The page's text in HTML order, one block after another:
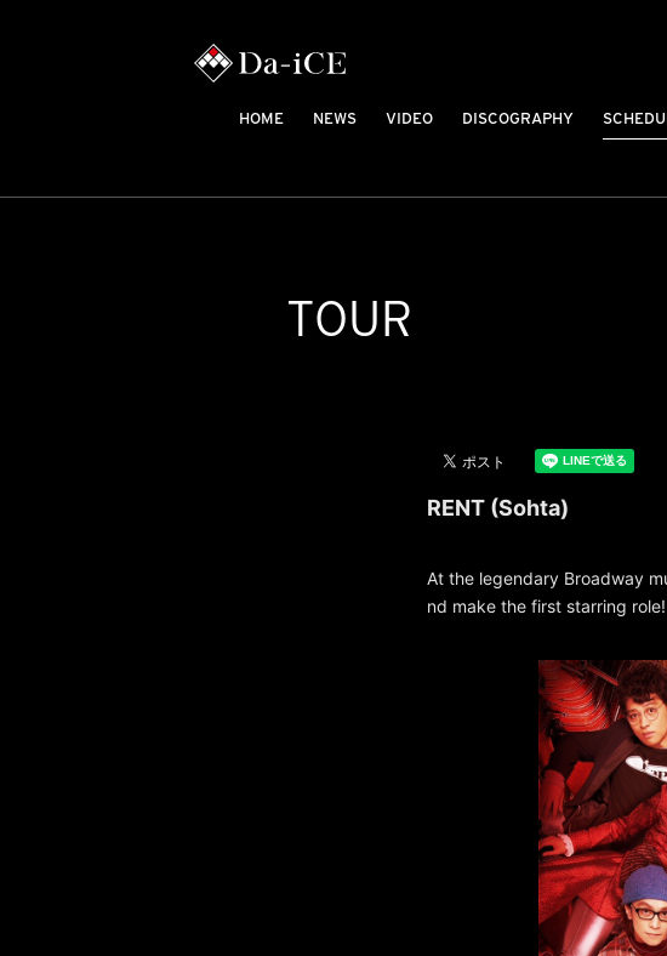
HOME NEWS VIDEO DISCOGRAPHY
TOUR
RENT (Sohta)
At the legendary Broadway
nd make the first starring role!